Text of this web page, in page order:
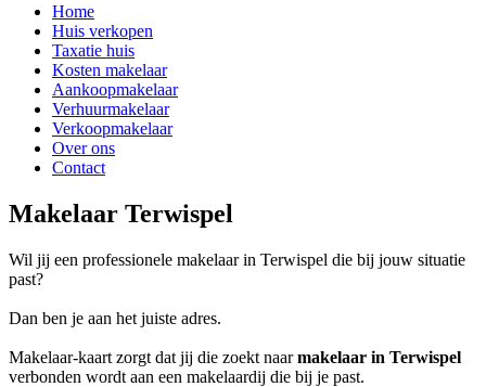
Home
Huis verkopen
Taxatie huis
Kosten makelaar
Aankoopmakelaar
Verhuurmakelaar
Verkoopmakelaar
Over ons
Contact
Makelaar Terwispel
Wil jij een professionele makelaar in Terwispel die bij jouw situatie
past?
Dan ben je aan het juiste adres.
Makelaar-kaart zorgt dat jij die zoekt naarmakelaar in Terwispel
verbonden wordt aan een makelaardij die bij je past.